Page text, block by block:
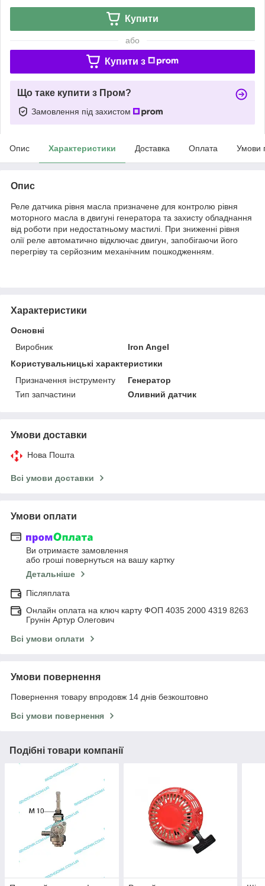
Купити
або
Купити з
Що таке купити з Пром?
Замовлення під захистом
Опис Характеристики Доставка Оплата Умови
Опис
Реле датчика рівня масла призначене для контролю рівня
моторного масла в двигуні генератора та захисту обладнання
від роботи при недостатньому мастилі. При зниженні рівня
олії реле автоматично відключає двигун, запобігаючи його
перегріву та серйозним механічним пошкодженням.
Характеристики
Основні
Виробник
Iron Angel
Користувальницькі характеристики
Призначення інструменту
Генератор
Тип запчастини
Оливний датчик
Умови доставки
Нова Пошта
Всі умови доставки
Умови оплати
Ви отримаєте замовлення
або гроші повернуться на вашу картку
Детальніше
Післяплата
Онлайн оплата на ключ карту ФОП 4035 2000 4319 8263
Грунін Артур Олегович
Всі умови оплати
Умови повернення
Повернення товару впродовж 14 днів безкоштовно
Всі умови повернення
Подібні товари компанії